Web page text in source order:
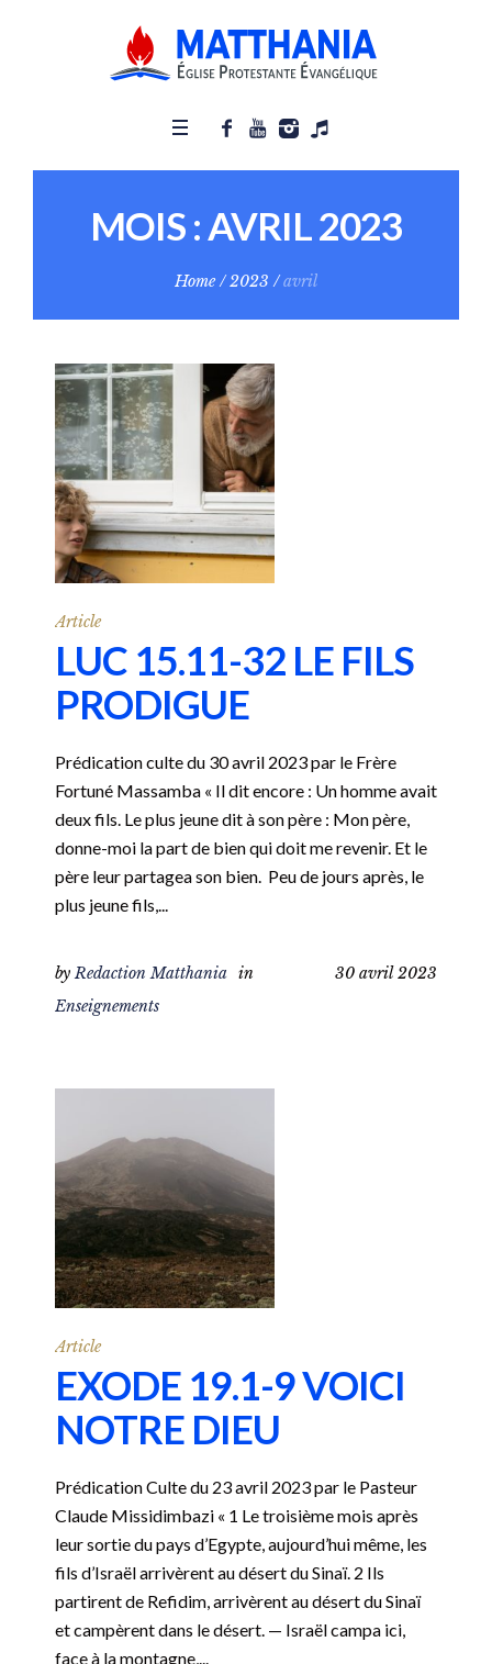
MOIS :AVRIL 2023
Home /2023 /avril
Article
LUC 15.11-32 LE FILS
PRODIGUE
Prédication culte du 30 avril 2023 par le Frère
Fortuné Massamba « Il dit encore : Un homme avait
deux fils. Le plus jeune dit à son père : Mon père,
donne-moi la part de bien qui doit me revenir. Et le
père leur partagea son bien. Peu de jours après, le
plus jeune fils,...
30 avril 2023
byRedaction Matthania in
Enseignements
Article
EXODE 19.1-9 VOICI
NOTRE DIEU
Prédication Culte du 23 avril 2023 par le Pasteur
Claude Missidimbazi « 1 Le troisième mois après
leur sortie du pays d’Egypte, aujourd’hui même, les
fils d’Israël arrivèrent au désert du Sinaï. 2 Ils
partirent de Refidim, arrivèrent au désert du Sinaï
et campèrent dans le désert. — Israël campa ici,
face à la montagne,...